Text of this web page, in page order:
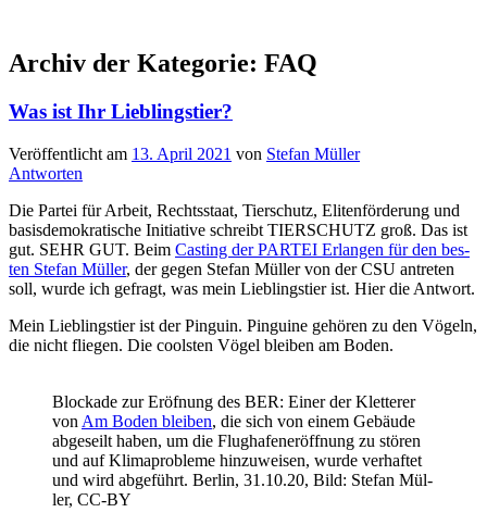
Archiv der Kategorie: FAQ
Was ist Ihr Lieblingstier?
Veröffentlicht am 13. April 2021 von Stefan Müller
Antworten
Die Par­tei für Arbeit, Rechts­staat, Tier­schutz, Eli­ten­för­de­rung und
basis­de­mo­kra­ti­sche Initia­ti­ve schreibt TIERSCHUTZ groß. Das ist
gut. SEHR GUT. Beim Cas­ting der PARTEI Erlan­gen für den bes­
ten Ste­fan Mül­ler, der gegen Ste­fan Mül­ler von der CSU antre­ten
soll, wur­de ich gefragt, was mein Lieb­lings­tier ist. Hier die Antwort.
Mein Lieb­lings­tier ist der Pin­gu­in. Pin­gui­ne gehö­ren zu den Vögeln,
die nicht flie­gen. Die cools­ten Vögel blei­ben am Boden.
Blo­cka­de zur Eröf­nung des BER: Einer der Klet­te­rer
von Am Boden blei­ben, die sich von einem Gebäu­de
abge­seilt haben, um die Flug­ha­fen­er­öff­nung zu stö­ren
und auf Kli­ma­pro­ble­me hin­zu­wei­sen, wur­de ver­haf­tet
und wird abge­führt. Ber­lin, 31.10.20, Bild: Ste­fan Mül­
ler, CC-BY